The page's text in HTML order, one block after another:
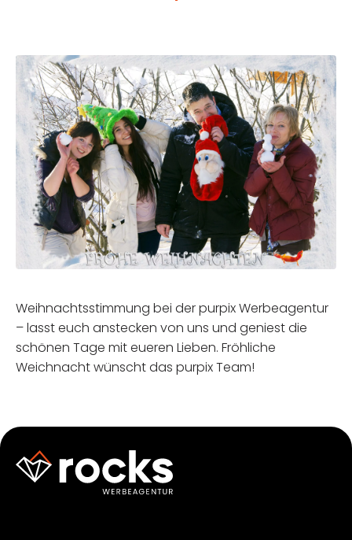
Weihnachtsstimmung bei der purpix Werbeagentur
– lasst euch anstecken von uns und geniest die
schönen Tage mit eueren Lieben. Fröhliche
Weichnacht wünscht das purpix Team!